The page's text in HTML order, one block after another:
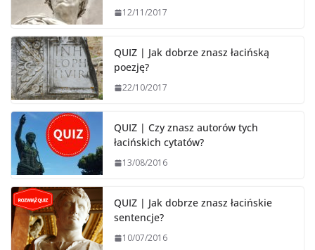
12/11/2017
QUIZ | Jak dobrze znasz łacińską
poezję?
22/10/2017
QUIZ | Czy znasz autorów tych
łacińskich cytatów?
13/08/2016
QUIZ | Jak dobrze znasz łacińskie
sentencje?
10/07/2016